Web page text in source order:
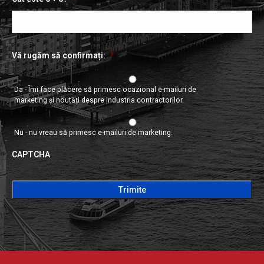
Vă rugăm să confirmați: *
Da - Îmi face plăcere să primesc ocazional e-mailuri de
marketing și noutăți despre industria contractorilor.
Nu - nu vreau să primesc e-mailuri de marketing.
CAPTCHA
CAPTCHA